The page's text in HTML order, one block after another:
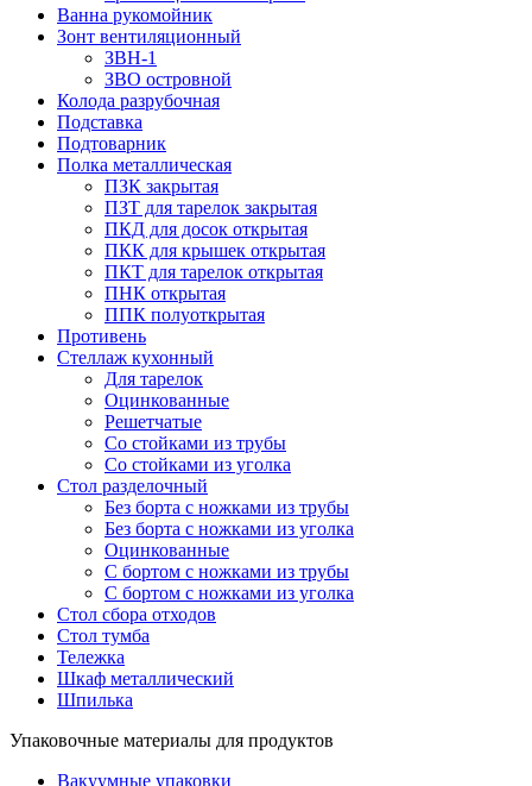
Ванна рукомойник
Зонт вентиляционный
ЗВН-1
ЗВО островной
Колода разрубочная
Подставка
Подтоварник
Полка металлическая
ПЗК закрытая
ПЗТ для тарелок закрытая
ПКД для досок открытая
ПКК для крышек открытая
ПКТ для тарелок открытая
ПНК открытая
ППК полуоткрытая
Противень
Стеллаж кухонный
Для тарелок
Оцинкованные
Решетчатые
Со стойками из трубы
Со стойками из уголка
Стол разделочный
Без борта с ножками из трубы
Без борта с ножками из уголка
Оцинкованные
С бортом с ножками из трубы
С бортом с ножками из уголка
Стол сбора отходов
Стол тумба
Тележка
Шкаф металлический
Шпилька
Упаковочные материалы для продуктов
Вакуумные упаковки